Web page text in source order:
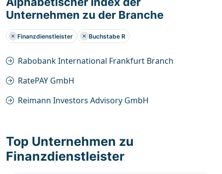
Unternehmen zu der Branche
Finanzdienstleister Buchstabe R
Rabobank International Frankfurt Branch
RatePAY GmbH
Reimann Investors Advisory GmbH
Top Unternehmen zu
Finanzdienstleister